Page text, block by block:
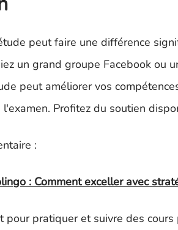
peut faire une différence
un grand groupe Facebook
peut améliorer vos
Profitez du soutien
:
: Comment exceller avec
pour pratiquer et suivre des